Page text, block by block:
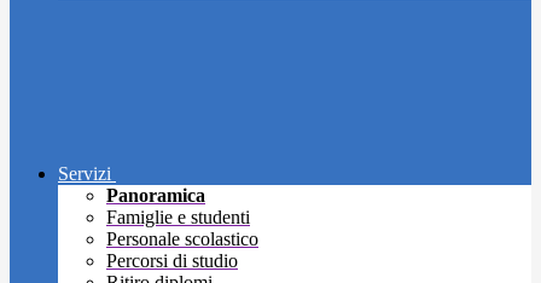
Servizi
Panoramica
Famiglie e studenti
Personale scolastico
Percorsi di studio